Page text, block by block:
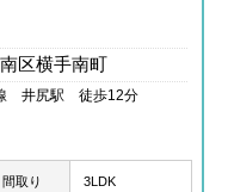
区横手南町
井尻駅 徒歩12分
間取り 3LDK